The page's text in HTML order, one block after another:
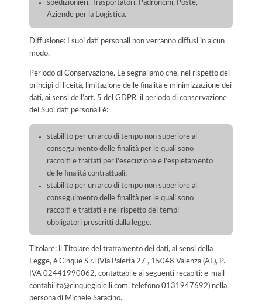
spedizionieri, Trasportatori, Padroncini, Poste,
Aziende per la Logistica.
Diffusione: I suoi dati personali non verranno diffusi in alcun
modo.
Periodo di Conservazione. Le segnaliamo che, nel rispetto dei
principi di liceità, limitazione delle finalità e minimizzazione dei
dati, ai sensi dell’art. 5 del GDPR, il periodo di conservazione
dei Suoi dati personali è:
stabilito per un arco di tempo non superiore al
conseguimento delle finalità per le quali sono
raccolti e trattati per l'esecuzione e l'espletamento
delle finalità contrattuali;
stabilito per un arco di tempo non superiore al
conseguimento delle finalità per le quali sono
raccolti e trattati e nel rispetto dei tempi
obbligatori prescritti dalla legge.
Titolare: il Titolare del trattamento dei dati, ai sensi della
Legge, è Cinque S.r.l (Via Paietta 27 , 15048 Valenza (AL), P.
IVA 02441990062, contattabile ai seguenti recapiti: e-mail
contabilita@cinquegioielli.com, telefono 0131947692) nella
persona di Michele Saracino.